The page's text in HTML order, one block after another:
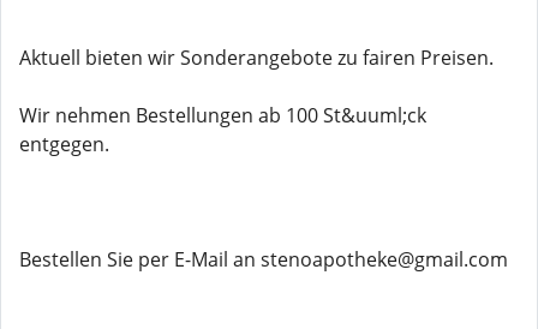
Aktuell bieten wir Sonderangebote zu fairen Preisen.
Wir nehmen Bestellungen ab 100 St&uuml;ck
entgegen.
Bestellen Sie per E-Mail an stenoapotheke@gmail.com